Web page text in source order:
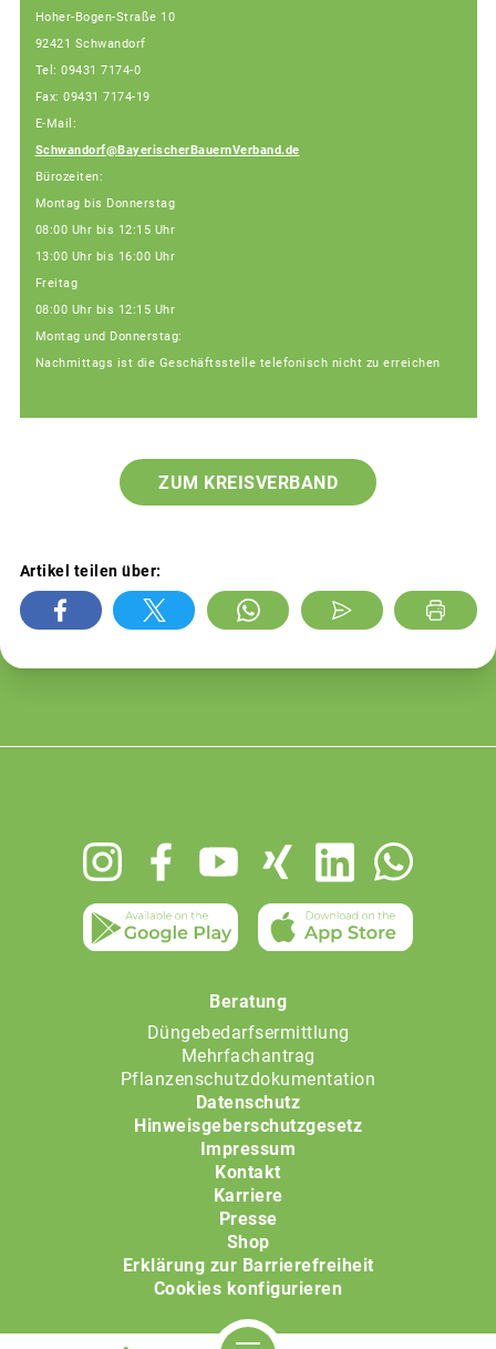
Hoher-Bogen-Straße 10
92421 Schwandorf
Tel: 09431 7174-0
Fax: 09431 7174-19
E-Mail:
Schwandorf@BayerischerBauernVerband.de
Bürozeiten:
Montag bis Donnerstag
08:00 Uhr bis 12:15 Uhr
13:00 Uhr bis 16:00 Uhr
Freitag
08:00 Uhr bis 12:15 Uhr
Montag und Donnerstag:
Nachmittags ist die Geschäftsstelle telefonisch nicht zu erreichen
ZUM KREISVERBAND
Artikel teilen über:
Beratung
Düngebedarfsermittlung
Mehrfachantrag
Pflanzenschutzdokumentation
Datenschutz
Hinweisgeberschutzgesetz
Impressum
Kontakt
Karriere
Presse
Shop
Erklärung zur Barrierefreiheit
Cookies konfigurieren